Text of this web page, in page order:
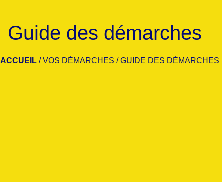
Guide des démarches
ACCUEIL /VOS DÉMARCHES /GUIDE DES DÉMARCHES